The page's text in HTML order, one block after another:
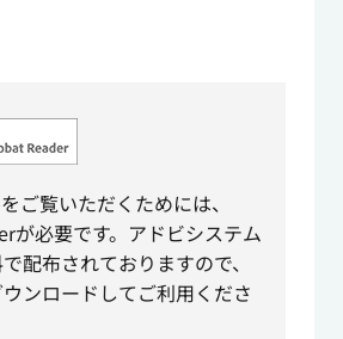
ご覧いただくためには、
が必要です。アドビシステム
配布されておりますので、
ンロードしてご利用くださ